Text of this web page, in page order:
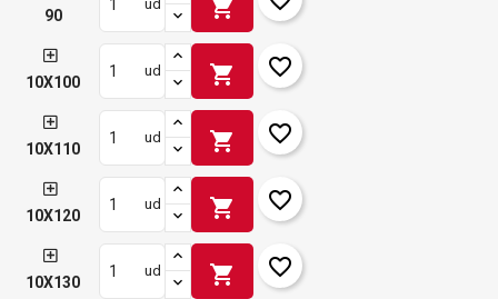
90
ud shopping_cart
10X100
ud shopping_cart favorite_border
10X110
ud shopping_cart favorite_border
10X120
ud shopping_cart favorite_border
10X130
ud shopping_cart favorite_border